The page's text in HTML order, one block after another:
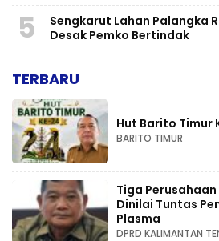
5
Sengkarut Lahan Palangka
Desak Pemko Bertindak
TERBARU
Hut Barito Timur
BARITO TIMUR
Tiga
Dinilai Tuntas
Plasma
DPRD KALIMANTAN